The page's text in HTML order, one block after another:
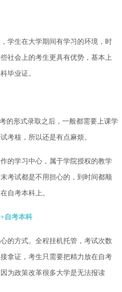
学生在大学期间有学习的环境，时
社会上的考生更具有优势，基本上
毕业证。
的形式录取之后，一般都需要上课学
考核，所以还是有点麻烦。
的学习中心，属于学院授权的教学
考试都是不用担心的，到时间都顺
自考本科上。
自考本科
的方式。全程挂机托管，考试次数
拿证，考生只需要把精力放在自考
为政策改革很多大学是无法报读